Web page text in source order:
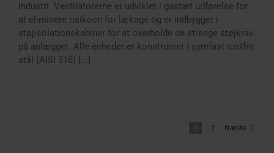
industri. Ventilatorerne er udviklet i gastæt udførelse for
at eliminere risikoen for lækage og er indbygget i
støjisolationskabiner for at overholde de strenge støjkrav
på anlægget. Alle enheder er konstrueret i syrefast rustfrit
stål (AISI 316) [...]
2 Næste